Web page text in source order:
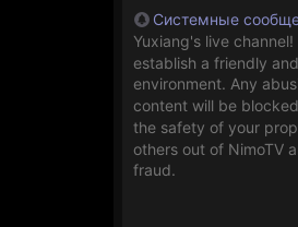
Yuxiang's live
establish a friendly
environment. Any
content will be
the safety of your
others out of NimoTV
fraud.